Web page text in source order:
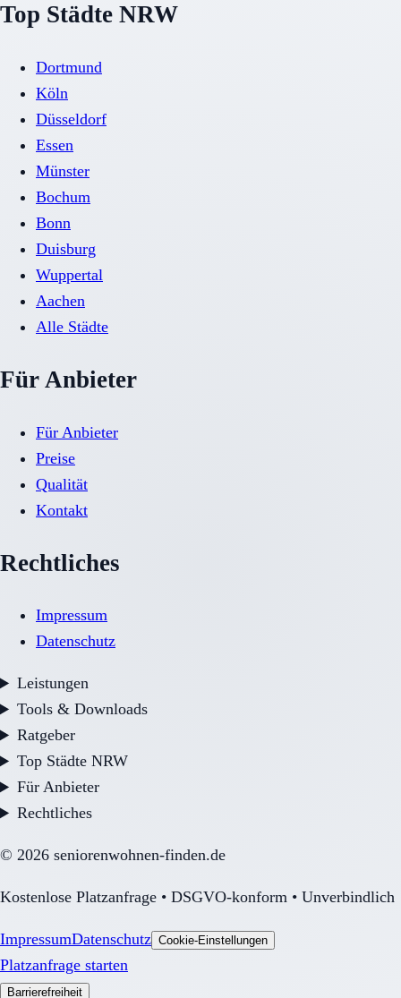
Top Städte NRW
Dortmund
Köln
Düsseldorf
Essen
Münster
Bochum
Bonn
Duisburg
Wuppertal
Aachen
Alle Städte
Für Anbieter
Für Anbieter
Preise
Qualität
Kontakt
Rechtliches
Impressum
Datenschutz
Leistungen
Tools & Downloads
Ratgeber
Top Städte NRW
Für Anbieter
Rechtliches
© 2026 seniorenwohnen-finden.de
Kostenlose Platzanfrage • DSGVO-konform • Unverbindlich
ImpressumDatenschutz Cookie-Einstellungen
Platzanfrage starten
Barrierefreiheit